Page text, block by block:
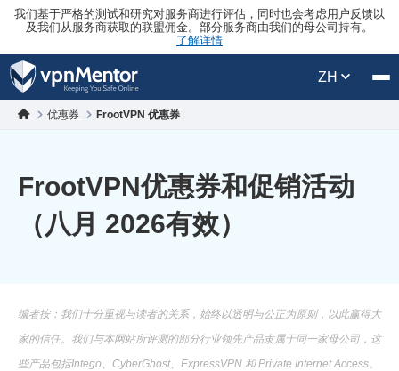
我们基于严格的测试和研究对服务商进行评估，同时也会考虑用户反馈以
及我们从服务商获取的联盟佣金。部分服务商由我们的母公司持有。
了解详情
ZH
优惠券 FrootVPN 优惠券
FrootVPN优惠券和促销活动
（八月 2026有效）
编者按：我们十分重视与读者的关系，始终以透明与公正为原则，以此赢得大
家的信任。我们与本网站所评测的部分行业领先产品隶属于同一家母公司，这
些产品包括Intego、CyberGhost、ExpressVPN 和 Private Internet Access。